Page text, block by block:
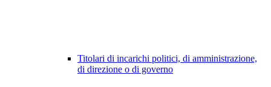
Titolari di incarichi politici, di amministrazione,
di direzione o di governo